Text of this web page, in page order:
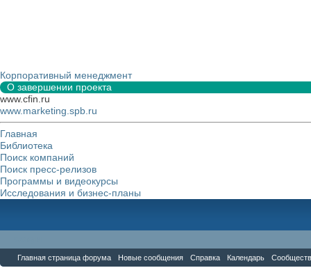
Корпоративный менеджмент
О завершении проекта
www.cfin.ru
www.marketing.spb.ru
Главная
Библиотека
Поиск компаний
Поиск пресс-релизов
Программы и видеокурсы
Исследования и бизнес-планы
Главная страница форума Новые сообщения Справка Календарь